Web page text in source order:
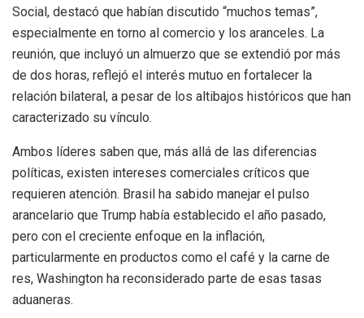
Social, destacó que habían discutido “muchos temas”,
especialmente en torno al comercio y los aranceles. La
reunión, que incluyó un almuerzo que se extendió por más
de dos horas, reflejó el interés mutuo en fortalecer la
relación bilateral, a pesar de los altibajos históricos que han
caracterizado su vínculo.
Ambos líderes saben que, más allá de las diferencias
políticas, existen intereses comerciales críticos que
requieren atención. Brasil ha sabido manejar el pulso
arancelario que Trump había establecido el año pasado,
pero con el creciente enfoque en la inflación,
particularmente en productos como el café y la carne de
res, Washington ha reconsiderado parte de esas tasas
aduaneras.